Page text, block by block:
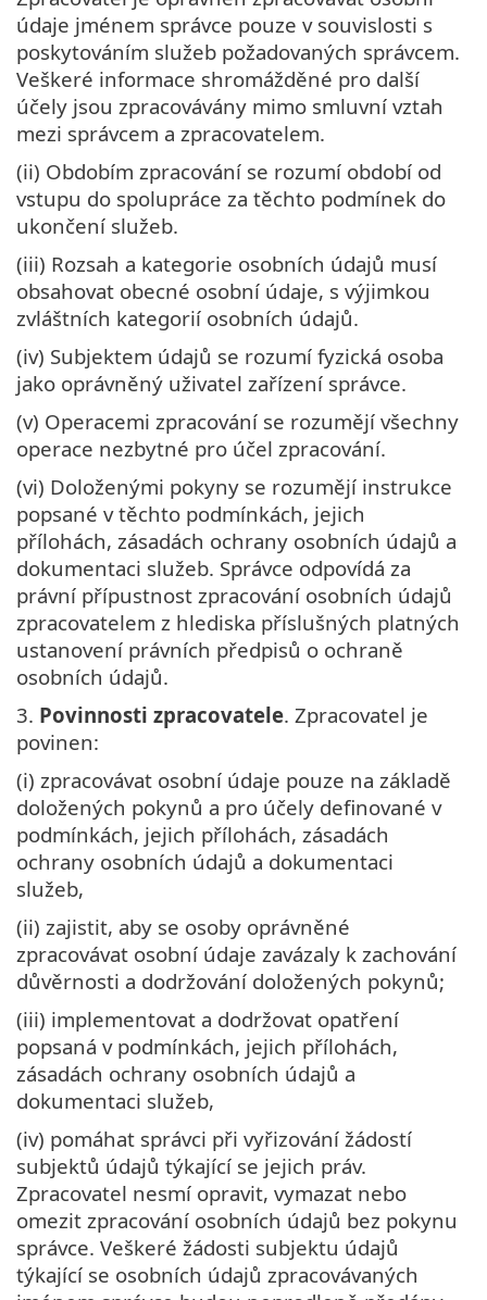
údaje jménem správce pouze v souvislosti s
poskytováním služeb požadovaných správcem.
Veškeré informace shromážděné pro další
účely jsou zpracovávány mimo smluvní vztah
mezi správcem a zpracovatelem.
(ii) Obdobím zpracování se rozumí období od
vstupu do spolupráce za těchto podmínek do
ukončení služeb.
(iii) Rozsah a kategorie osobních údajů musí
obsahovat obecné osobní údaje, s výjimkou
zvláštních kategorií osobních údajů.
(iv) Subjektem údajů se rozumí fyzická osoba
jako oprávněný uživatel zařízení správce.
(v) Operacemi zpracování se rozumějí všechny
operace nezbytné pro účel zpracování.
(vi) Doloženými pokyny se rozumějí instrukce
popsané v těchto podmínkách, jejich
přílohách, zásadách ochrany osobních údajů a
dokumentaci služeb. Správce odpovídá za
právní přípustnost zpracování osobních údajů
zpracovatelem z hlediska příslušných platných
ustanovení právních předpisů o ochraně
osobních údajů.
3. Povinnosti zpracovatele. Zpracovatel je
povinen:
(i) zpracovávat osobní údaje pouze na základě
doložených pokynů a pro účely definované v
podmínkách, jejich přílohách, zásadách
ochrany osobních údajů a dokumentaci
služeb,
(ii) zajistit, aby se osoby oprávněné
zpracovávat osobní údaje zavázaly k zachování
důvěrnosti a dodržování doložených pokynů;
(iii) implementovat a dodržovat opatření
popsaná v podmínkách, jejich přílohách,
zásadách ochrany osobních údajů a
dokumentaci služeb,
(iv) pomáhat správci při vyřizování žádostí
subjektů údajů týkající se jejich práv.
Zpracovatel nesmí opravit, vymazat nebo
omezit zpracování osobních údajů bez pokynu
správce. Veškeré žádosti subjektu údajů
týkající se osobních údajů zpracovávaných